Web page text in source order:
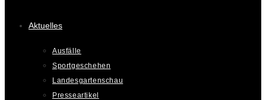
Aktuelles
Ausfälle
Sportgeschehen
Landesgartenschau
Presseartikel